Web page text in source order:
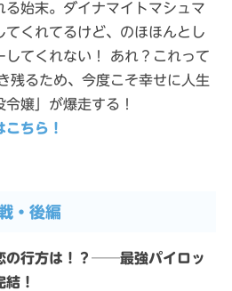
る始末。ダイナマイトマシュマ
てくれてるけど、のほほんとし
してくれない！ あれ？これって
残るため、今度こそ幸せに人生
嬢」が爆走する！
ちら！
・後編
の行方は！？──最強パイロッ
結！